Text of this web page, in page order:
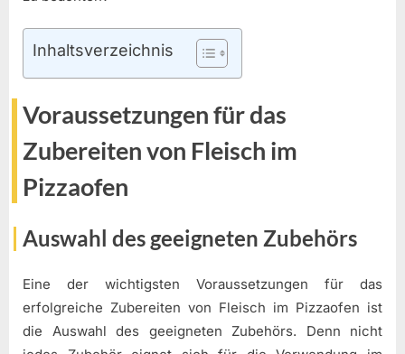
Inhaltsverzeichnis
Voraussetzungen für das
Zubereiten von Fleisch im
Pizzaofen
Auswahl des geeigneten Zubehörs
Eine der wichtigsten Voraussetzungen für das
erfolgreiche Zubereiten von Fleisch im Pizzaofen ist
die Auswahl des geeigneten Zubehörs. Denn nicht